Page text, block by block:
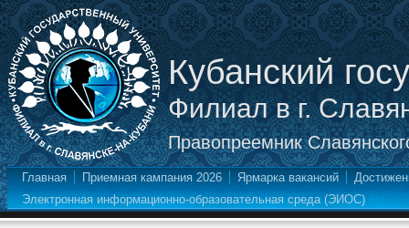
Кубанский
Филиал в г.
Правопреемник
Главная Приемная кампания 2026 Ярмарка вакансий
Электронная информационно-образовательная среда (ЭИОС)